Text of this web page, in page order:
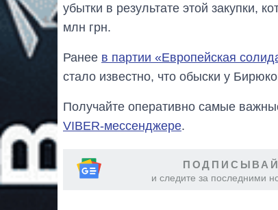
убытки в результате этой закупки,
млн грн.
Ранее в партии «Европейская
стало известно, что обыски у
Получайте оперативно самые
VIBER-мессенджере.
и следите за последними